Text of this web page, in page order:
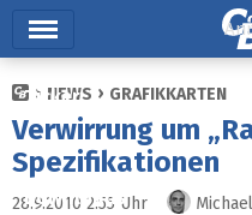
Ticker
Tests
Downloads
NEWS GRAFIKKARTEN
Verwirrung um
Spezifikationen
28.9.2010 2:55 Uhr